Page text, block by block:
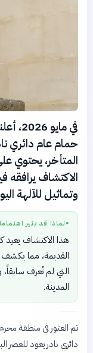
في
حمام عام دائري
الاكتشاف يرافقه
وتماثيل للآلهة
● لماذا قد يثير
هذا الاكتشاف يعيد
القديمة، مما يكشف
التي لم تُعرف
المدينة.
تم العثور في منطقة
دائري نادر يعود للعصر